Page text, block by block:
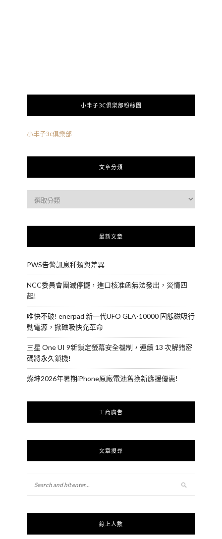
小丰子3C俱樂部粉絲團
小丰子3c俱樂部
文章分類
最新文章
PWS告警訊息種類與差異
NCC委員會團滅停擺，進口核准函無法發出，災情四
起!
唯快不破! enerpad 新一代UFO GLA-10000 固態磁吸行
動電源，掀磁吸快充革命
三星 One UI 9新鎖定螢幕安全機制，連續 13 次解錯密
碼將永久鎖機!
燦坤2026年暑期iPhone原廠電池舊換新應援優惠!
工商廣告
文章搜尋
線上人數